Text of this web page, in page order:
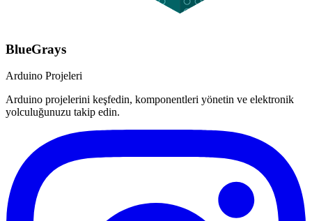
BlueGrays
Arduino Projeleri
Arduino projelerini keşfedin, komponentleri yönetin ve elektronik
yolculuğunuzu takip edin.